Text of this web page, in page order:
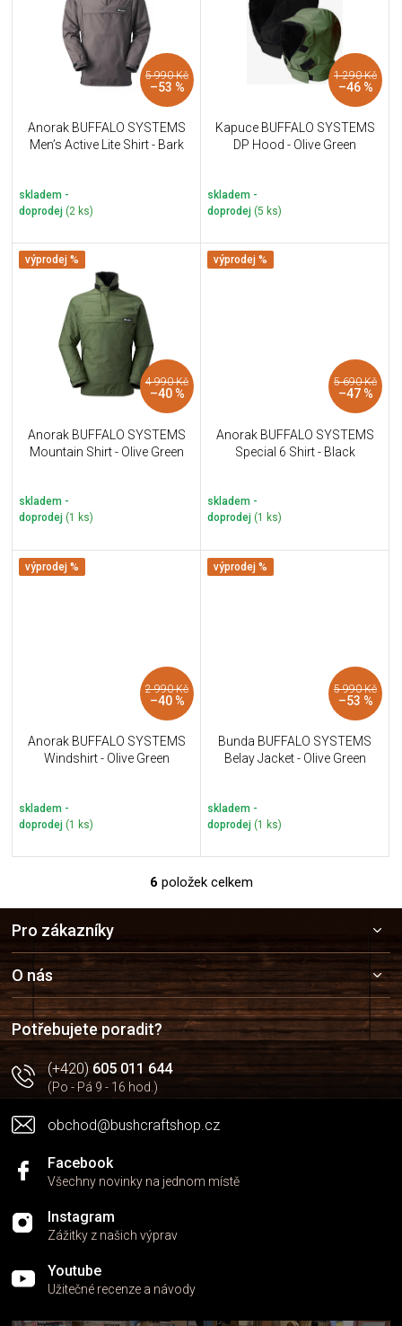
5 990 Kč
–53 %
Anorak BUFFALO SYSTEMS
Men’s Active Lite Shirt - Bark
skladem -
doprodej (2 ks)
1 290 Kč
–46 %
Kapuce BUFFALO SYSTEMS
DP Hood - Olive Green
skladem -
doprodej (5 ks)
výprodej %
4 990 Kč
–40 %
Anorak BUFFALO SYSTEMS
Mountain Shirt - Olive Green
skladem -
doprodej (1 ks)
výprodej %
5 690 Kč
–47 %
Anorak BUFFALO SYSTEMS
Special 6 Shirt - Black
skladem -
doprodej (1 ks)
výprodej %
2 990 Kč
–40 %
Anorak BUFFALO SYSTEMS
Windshirt - Olive Green
skladem -
doprodej (1 ks)
výprodej %
5 990 Kč
–53 %
Bunda BUFFALO SYSTEMS
Belay Jacket - Olive Green
skladem -
doprodej (1 ks)
O
v
d
a
c
í
p
r
k
y
ý
s
6 položek celkem
a
t
í
Pro zákazníky
O nás
Potřebujete poradit?
(+420)605 011 644
(Po - Pá 9 - 16 hod.)
obchod@bushcraftshop.cz
Facebook
Všechny novinky na jednom místě
Instagram
Zážitky z našich výprav
Youtube
Užitečné recenze a návody